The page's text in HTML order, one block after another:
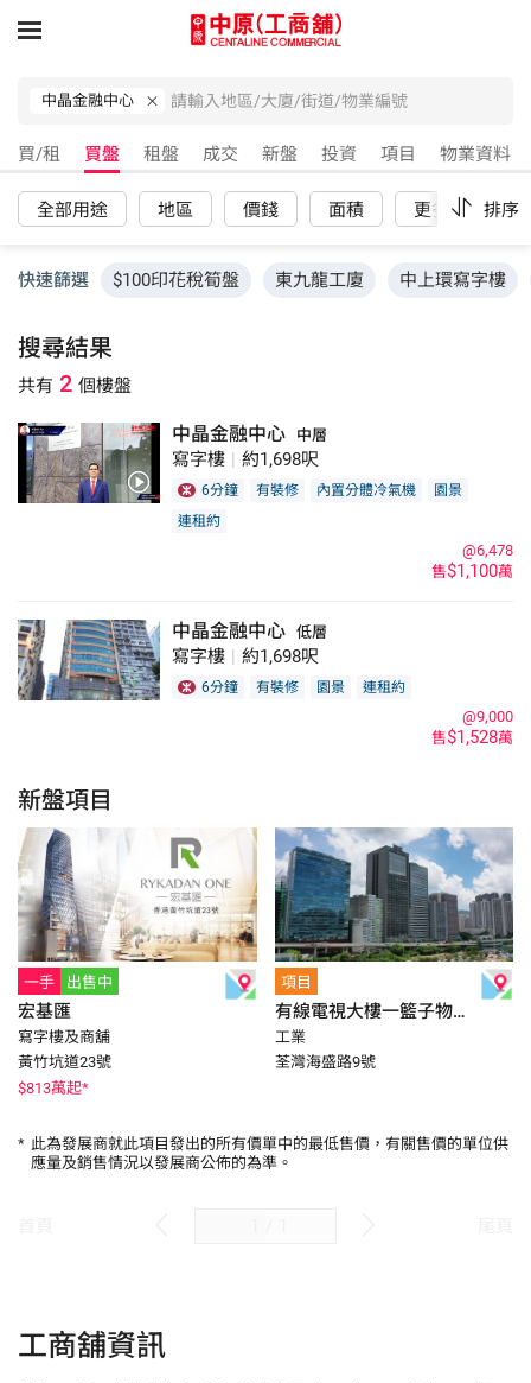
中晶金融中心
買/租 買盤 租盤 成交 新盤 投資 項目 物業資料
全部用途 地區 價錢 面積 更多 重
排序
快速篩選 $100印花稅筍盤 東九龍工廈 中上環寫字樓
搜尋結果
共有 2 個樓盤
中晶金融中心 中層
寫字樓 | 約1,698呎
6分鐘 有裝修 內置分體冷氣機
園景
連租約
售$1,100萬
@6,478
中晶金融中心 低層
寫字樓 | 約1,698呎
6分鐘 有裝修 園景 連租約
售$1,528萬
@9,000
新盤項目
一手 出售中
宏基匯
寫字樓及商舖
黃竹坑道23號
$813萬起*
項目
有線電視大樓一籃子物業
(及One Midtown地廠)
工業
荃灣海盛路9號
* 此為發展商就此項目發出的所有價單中的最低售價，有關售價的單位供
應量及銷售情況以發展商公佈的為準。
工商舖資訊